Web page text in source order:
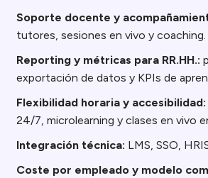
Soporte docente y
tutores, sesiones en vivo y coaching.
Reporting y métricas para RR.HH.:
exportación de datos y KPIs de
Flexibilidad horaria y accesibilidad:
24/7, microlearning y clases en vivo
Integración técnica: LMS, SSO,
Coste por empleado y modelo